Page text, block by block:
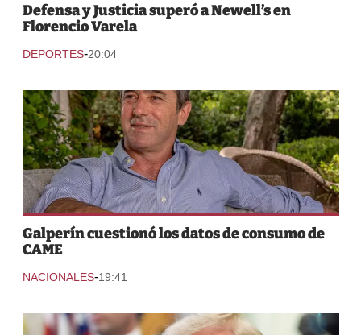
Defensa y Justicia superó a Newell’s en
Florencio Varela
DEPORTES-20:04
Galperín cuestionó los datos de consumo de
CAME
NACIONALES-19:41